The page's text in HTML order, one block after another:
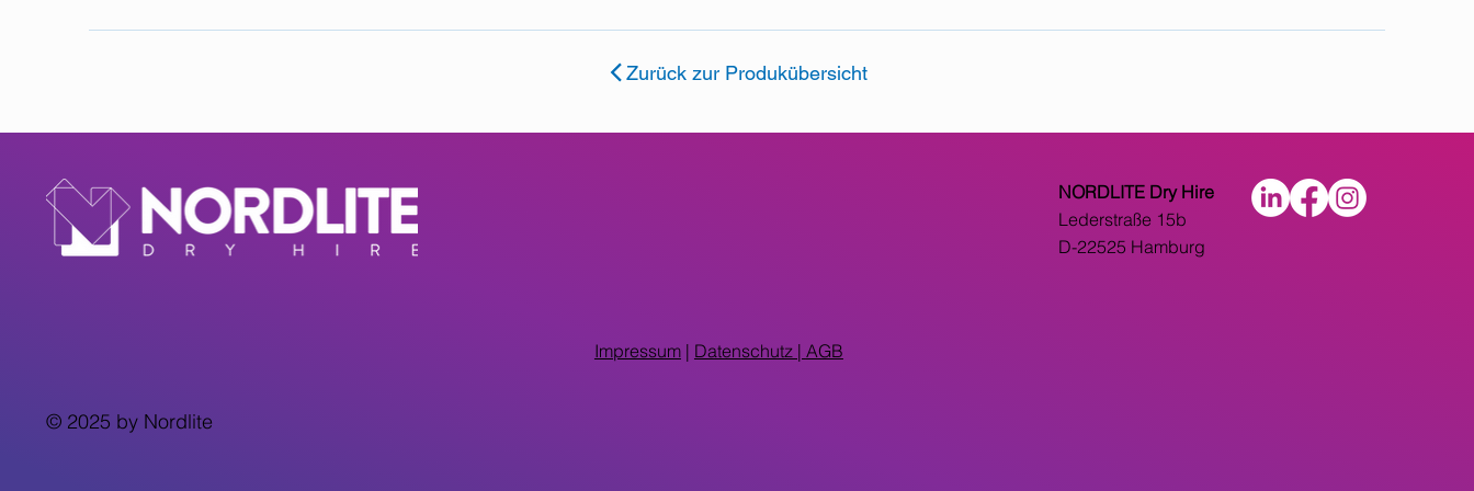
Zurück zur Produkübersicht
NORDLITE Dry Hire
Lederstraße 15b
D-22525 Hamburg
© 2025 by Nordlite
Impressum| Datenschutz | AGB